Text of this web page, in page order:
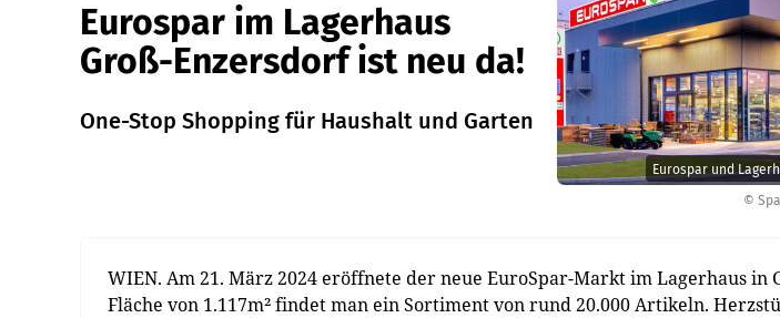
©
Eurospar und
Eurospar im Lagerhaus
Groß-Enzersdorf ist neu da!
One-Stop Shopping für Haushalt und Garten
WIEN. Am 21. März 2024 eröffnete der neue EuroSpar-Markt im Lagerhaus in
Fläche von 1.117m² findet man ein Sortiment von rund 20.000 Artikeln.